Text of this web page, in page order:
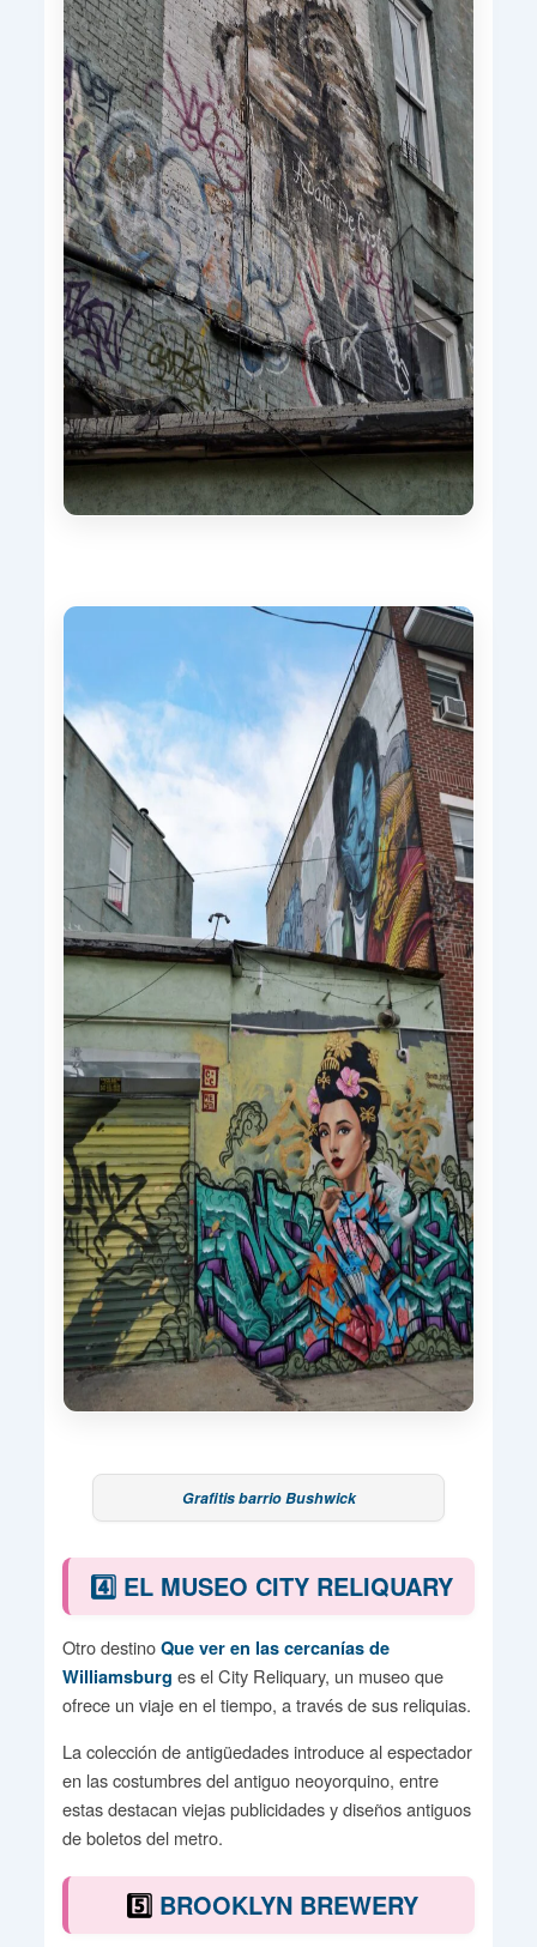
Grafitis barrio Bushwick
4️⃣ EL MUSEO CITY RELIQUARY
Otro destino Que ver en las cercanías de
Williamsburg es el City Reliquary, un museo que
ofrece un viaje en el tiempo, a través de sus reliquias.
La colección de antigüedades introduce al espectador
en las costumbres del antiguo neoyorquino, entre
estas destacan viejas publicidades y diseños antiguos
de boletos del metro.
5️⃣ BROOKLYN BREWERY